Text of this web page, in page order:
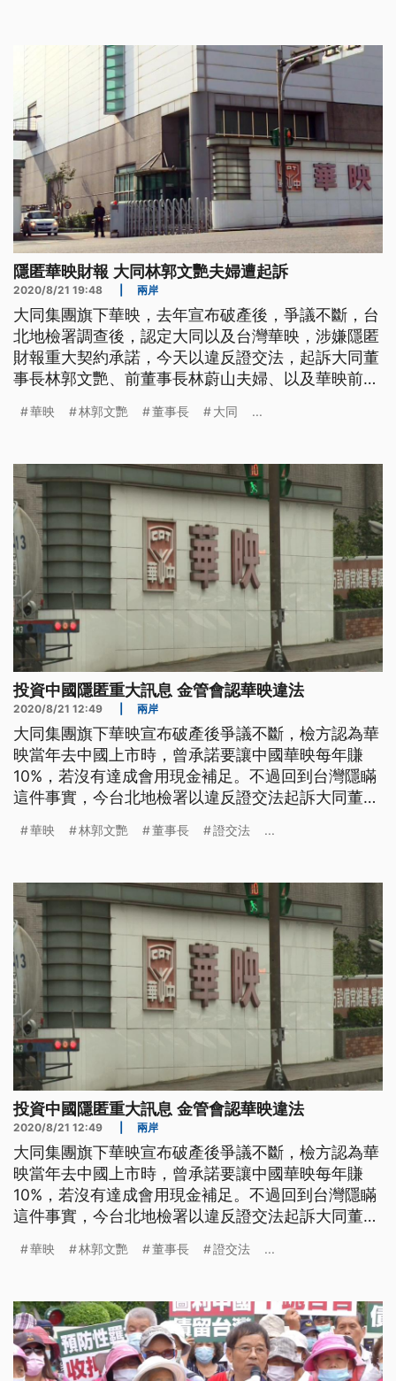
中國華映科技的承諾事項未揭露，而這隱匿的行為，
恐怕會影響投資人判斷，因此送檢調
隱匿華映財報 大同林郭文艷夫婦遭起訴
2020/8/21 19:48 兩岸
大同集團旗下華映，去年宣布破產後，爭議不斷，台
北地檢署調查後，認定大同以及台灣華映，涉嫌隱匿
財報重大契約承諾，今天以違反證交法，起訴大同董
事長林郭文艷、前董事長林蔚山夫婦、以及華映前財
研議依法救濟。 大同集團旗下面板大廠華映，在去
中國華映科技的承諾事項未揭露，而這隱匿的行為，
恐怕會影響投資人判斷，因此送檢調
華映 林郭文艷 董事長 大同 ...
投資中國隱匿重大訊息 金管會認華映違法
2020/8/21 12:49 兩岸
大同集團旗下華映宣布破產後爭議不斷，檢方認為華
映當年去中國上市時，曾承諾要讓中國華映每年賺
10%，若沒有達成會用現金補足。不過回到台灣隱瞞
這件事實，今台北地檢署以違反證交法起訴大同董事
同集團旗下面板大廠華映在去年宣告破產，還積欠員
項未揭露，而這隱匿的行為，恐怕會影響投資人判
斷，因此送檢調偵辦。上午台北地檢署
華映 林郭文艷 董事長 證交法 ...
投資中國隱匿重大訊息 金管會認華映違法
2020/8/21 12:49 兩岸
大同集團旗下華映宣布破產後爭議不斷，檢方認為華
映當年去中國上市時，曾承諾要讓中國華映每年賺
10%，若沒有達成會用現金補足。不過回到台灣隱瞞
這件事實，今台北地檢署以違反證交法起訴大同董事
同集團旗下面板大廠華映在去年宣告破產，還積欠員
項未揭露，而這隱匿的行為，恐怕會影響投資人判
斷，因此送檢調偵辦。上午台北地檢署
華映 林郭文艷 董事長 證交法 ...